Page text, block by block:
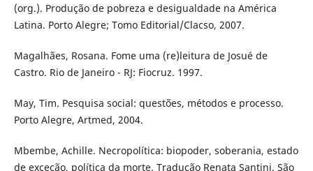
(org.). Produção de pobreza e desigualdade na América
Latina. Porto Alegre; Tomo Editorial/Clacso, 2007.
Magalhães, Rosana. Fome uma (re)leitura de Josué de
Castro. Rio de Janeiro - RJ: Fiocruz. 1997.
May, Tim. Pesquisa social: questões, métodos e processo.
Porto Alegre, Artmed, 2004.
Mbembe, Achille. Necropolítica: biopoder, soberania, estado
de exceção, política da morte. Tradução Renata Santini. São